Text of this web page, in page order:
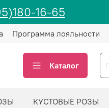
16-65
Программа лояльности
Каталог
КУСТОВЫЕ РОЗЫ